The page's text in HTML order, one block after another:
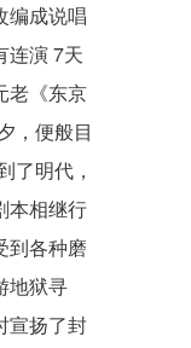
编成说唱
连演 7天
老 《东京
，便般目
了明代，
本相继行
到各种磨
地狱寻
宣扬了封